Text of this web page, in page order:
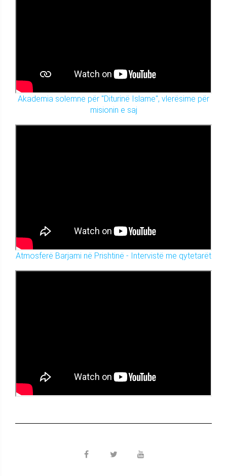
Akademia solemne për "Diturinë Islame", vlerësime për
misionin e saj
Atmosferë Barjami në Prishtinë - Intervistë me qytetarët